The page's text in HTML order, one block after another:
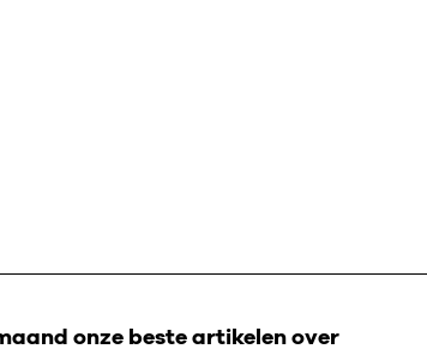
onze beste artikelen over